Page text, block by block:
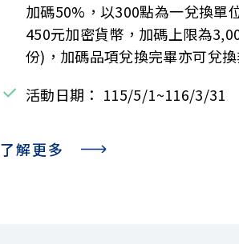
加碼50%，以300點為一兌換單
450元加密貨幣，加碼上限為
份)，加碼品項兌換完畢亦可兌換
活動日期： 115/5/1~116/3/31
了解更多